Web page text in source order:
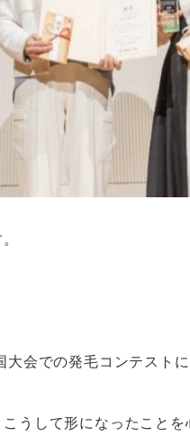
会での発毛コンテスト
うして形になったことを